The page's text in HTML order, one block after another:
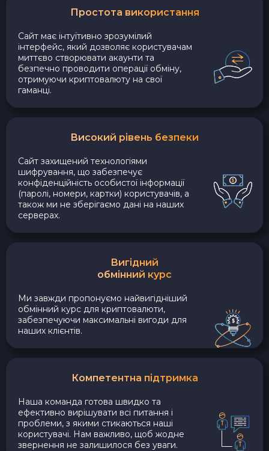
Простота використання
Сайт має інтуїтивно зрозумілий
інтерфейс, який дозволяє користувачам
миттєво створювати акаунти та
безпечно проводити операції обміну,
отримуючи криптовалюту на свої
гаманці.
Високий рівень безпеки
Сайт захищений технологіями
шифрування, що забезпечує
конфіденційність особистої інформації
(паролі, номери, картки) користувачів, а
також ми не зберігаємо дані на наших
серверах.
Вигідний
обмінний курс
Ми завжди пропонуємо найвигідніший
обмінний курс для криптовалюти,
забезпечуючи максимальні вигоди для
наших клієнтів.
Компетентна підтримка
Наша команда готова швидко та
ефективно вирішувати всі питання і
проблеми, з якими стикаються наші
користувачі. Нам важливо, щоб жодне
звернення не залишилося без уваги.